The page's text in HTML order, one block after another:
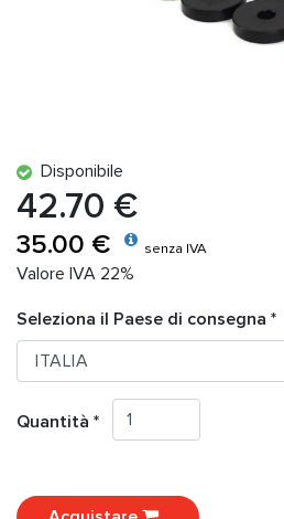
Disponibile
42.70 €
35.00 € senza IVA
Valore IVA 22%
Seleziona il Paese di consegna *
Quantità *